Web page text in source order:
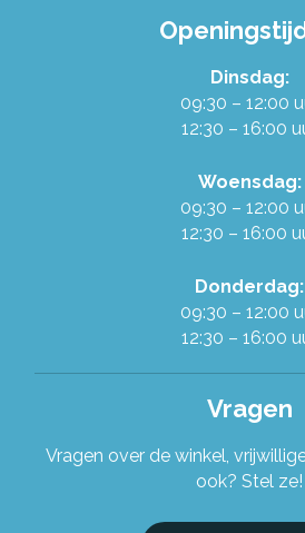
Alles over de
Werken in de
Stel je vraag!
Dinsdag:
09:30 – 12:00
12:30 – 16:00
Woensdag:
09:30 – 12:00
12:30 – 16:00
Donderdag:
09:30 – 12:00
12:30 – 16:00
Vragen
Vragen over de winkel,
ook? Stel ze!